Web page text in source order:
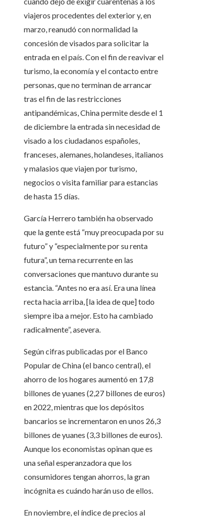
viajeros procedentes del exterior y, en
marzo, reanudó con normalidad la
concesión de visados para solicitar la
entrada en el país. Con el fin de reavivar el
turismo, la economía y el contacto entre
personas, que no terminan de arrancar
tras el fin de las restricciones
antipandémicas, China permite desde el 1
de diciembre la entrada sin necesidad de
visado a los ciudadanos españoles,
franceses, alemanes, holandeses, italianos
y malasios que viajen por turismo,
negocios o visita familiar para estancias
de hasta 15 días.
García Herrero también ha observado
que la gente está “muy preocupada por su
futuro” y “especialmente por su renta
futura”, un tema recurrente en las
conversaciones que mantuvo durante su
estancia. “Antes no era así. Era una línea
recta hacia arriba, [la idea de que] todo
siempre iba a mejor. Esto ha cambiado
radicalmente”, asevera.
Según cifras publicadas por el Banco
Popular de China (el banco central), el
ahorro de los hogares aumentó en 17,8
billones de yuanes (2,27 billones de euros)
en 2022, mientras que los depósitos
bancarios se incrementaron en unos 26,3
billones de yuanes (3,3 billones de euros).
Aunque los economistas opinan que es
una señal esperanzadora que los
consumidores tengan ahorros, la gran
incógnita es cuándo harán uso de ellos.
En noviembre, el índice de precios al